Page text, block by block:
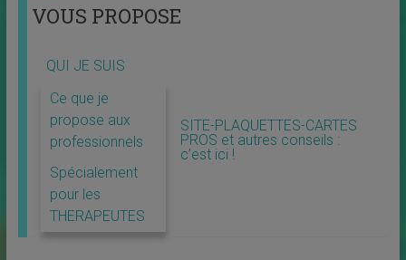
VOUS PROPOSE
QUI JE SUIS
Ce que je
propose aux
professionnels
Spécialement
pour les
THERAPEUTES
SITE-PLAQUETTES-CARTES
PROS et autres conseils :
c’est ici !